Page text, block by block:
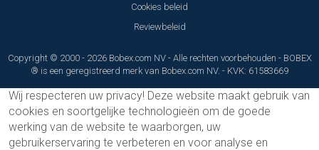
Cookies beleid
Reviewbeleid
Copyright © 2000 - 2026 Bobex.com NV - Alle rechten voorbehouden - BOBEX
® is een geregistreerd merk van Bobex.com NV. - KVK: 61583669
Wij respecteren uw privacy! Deze website maakt gebruik van
cookies en soortgelijke technologieën om de goede
werking van de website te waarborgen, uw
gebruikerservaring te verbeteren en voor analyse en